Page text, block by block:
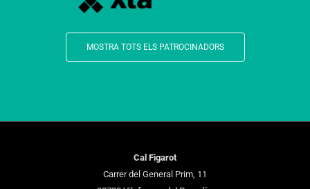
MOSTRA TOTS ELS PATROCINADORS
Cal Figarot
Carrer del General Prim, 11